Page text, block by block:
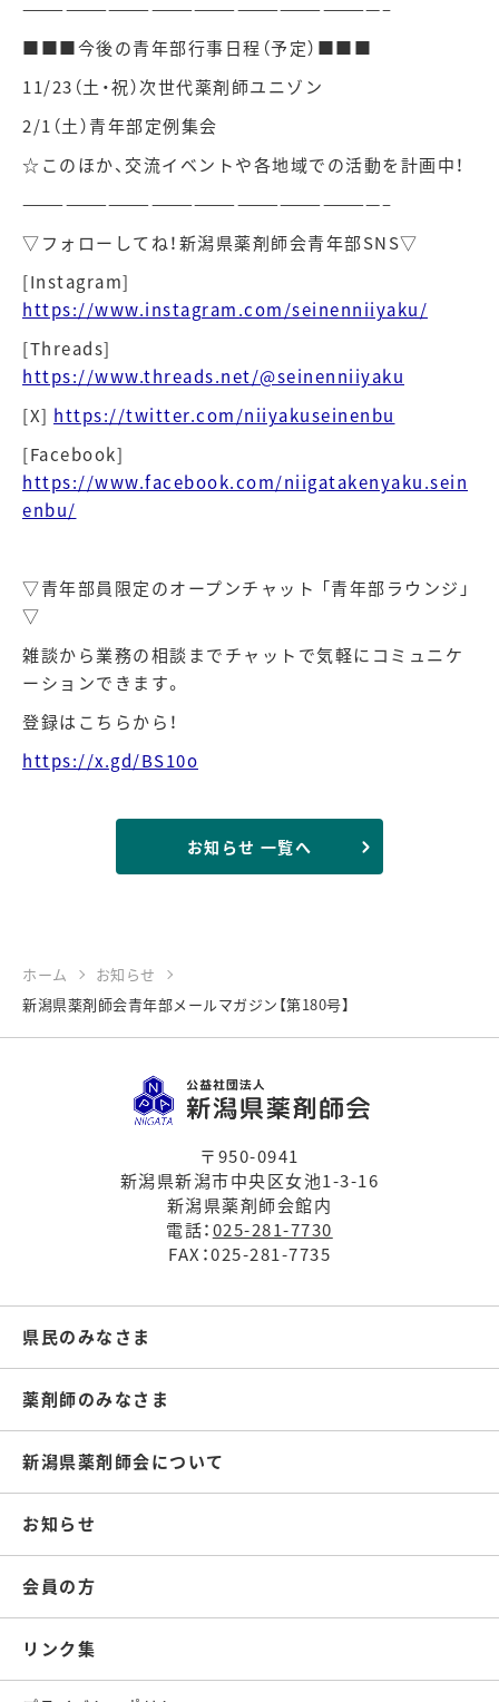
—————————————————————————–
■■■今後の青年部行事日程（予定）■■■
11/23（土・祝）次世代薬剤師ユニゾン
2/1（土）青年部定例集会
☆このほか、交流イベントや各地域での活動を計画中！
—————————————————————————–
▽フォローしてね！新潟県薬剤師会青年部SNS▽
[Instagram]
https://www.instagram.com/seinenniiyaku/
[Threads]
https://www.threads.net/@seinenniiyaku
[X] https://twitter.com/niiyakuseinenbu
[Facebook]
https://www.facebook.com/niigatakenyaku.sein
enbu/
▽青年部員限定のオープンチャット 「青年部ラウンジ」
▽
雑談から業務の相談までチャットで気軽にコミュニケ
ーションできます。
登録はこちらから！
https://x.gd/BS10o
お知らせ 一覧へ
ホーム
お知らせ
新潟県薬剤師会青年部メールマガジン【第180号】
〒950-0941
新潟県新潟市中央区女池1-3-16
新潟県薬剤師会館内
電話：025-281-7730
FAX：025-281-7735
県民のみなさま
薬剤師のみなさま
新潟県薬剤師会について
お知らせ
会員の方
リンク集